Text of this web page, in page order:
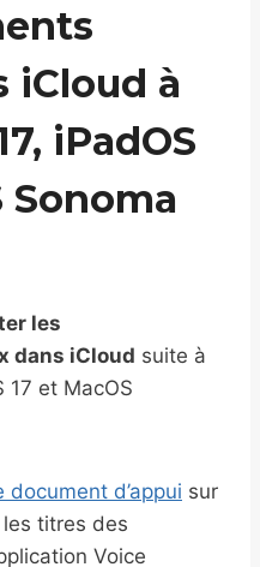
iCloud à
iPadOS
Sonoma
les
dans iCloud suite à
17 et MacOS
document d’appui sur
les titres des
Voice